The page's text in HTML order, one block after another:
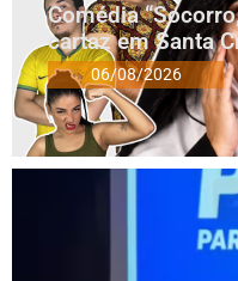
Comédia
cartaz em Santa
06/08/2026